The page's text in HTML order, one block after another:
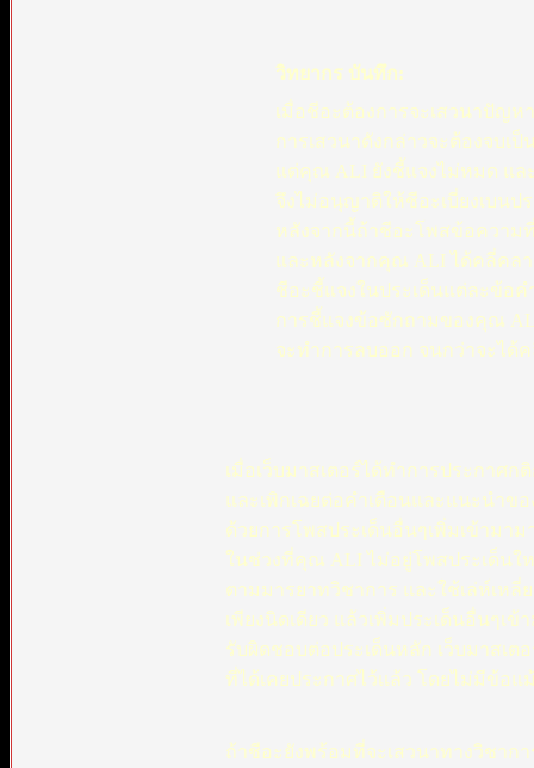
วิทยากร บันทึก:
เมื่อชีอะต้องการจะเสวนาปัญ
การเสวนาดังกล่าวจะต้องจบเ
แต่คุณ ALI ยังชี้แจงไม่หมด แล
จึงไม่อนุญาติให้ชีอะเบี่ยงเบนป
หลังจากนี้ถ้าชีอะโพสข้อความ
และหลังจากคุณ ALI ได้คลี่คลา
ชีอะชี้แจงในประเด็นแต่ละข้อ
การชี้แจงข้อซักถามของคุณ
จะทำการลบออก จนกว่าจะไ
เมื่อเว็บมาสเตอร์ได้ทำการประกาศ
และเพิกเฉยต่อคำเตือนและแนะนำข
ด้วยการโพสประเด็นอื่นๆเพิ่มเข้ามา
ในช่วงที่คุณ ALI ไม่อยู่โพสประเด็นใ
ตามมารยาทวิชาการ และใช้เล่ห์เห
เพียงนิดเดียว แล้วเพิ่มประเด็นอื่นๆเ
รับผิดชอบต่อประเด็นหลัก เว็บมาสเต
ที่ได้เคยประกาศไว้เเล้ว โดยไม่มีข้อแ
ถ้าชีอะยังพร้อมที่จะเสวนาทางวิชา